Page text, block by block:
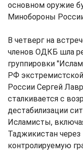
основном оружие
Минобороны
В четверг на
членов ОДКБ шла
группировки
РФ
России Сергей
сталкивается с
дестабилизации
Исламисты,
Таджикистан
контролируемую